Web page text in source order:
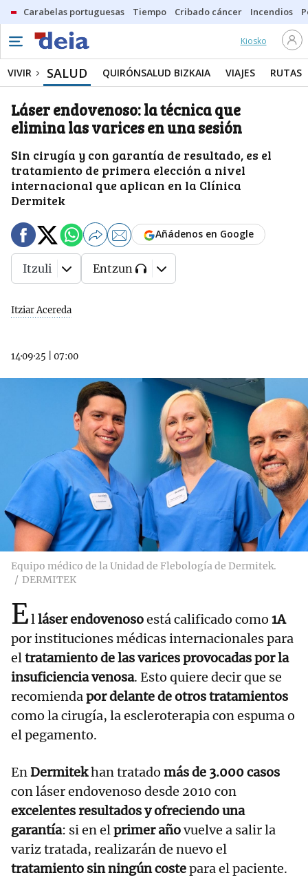
Carabelas portuguesas Tiempo Cribado cáncer Incendios
Kiosko
VIVIR SALUD QUIRÓNSALUD BIZKAIA VIAJES RUTAS
Láser endovenoso: la técnica que
elimina las varices en una sesión
Sin cirugía y con garantía de resultado, es el
tratamiento de primera elección a nivel
internacional que aplican en la Clínica
Dermitek
Itziar Acereda
14·09·25 07:00
Añádenos en Google
Itzuli Entzun
Equipo médico de la Unidad de Flebología de Dermitek.
DERMITEK
Elláser endovenosoestá calificado como 1A
por instituciones médicas internacionales para
eltratamiento de las varices provocadas por la
insuficiencia venosa. Esto quiere decir que se
recomiendapor delante de otros tratamientos
como la cirugía, la escleroterapia con espuma o
el pegamento.
EnDermitekhan tratado más de 3.000 casos
con láser endovenoso desde 2010 con
excelentes resultados y ofreciendo una
garantía: si en elprimer añovuelve a salir la
variz tratada, realizarán de nuevo el
tratamiento sin ningún costepara el paciente.